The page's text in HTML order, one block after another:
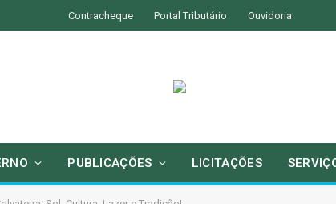
Contracheque Portal Tributário Ouvidoria
PUBLICAÇÕES LICITAÇÕES